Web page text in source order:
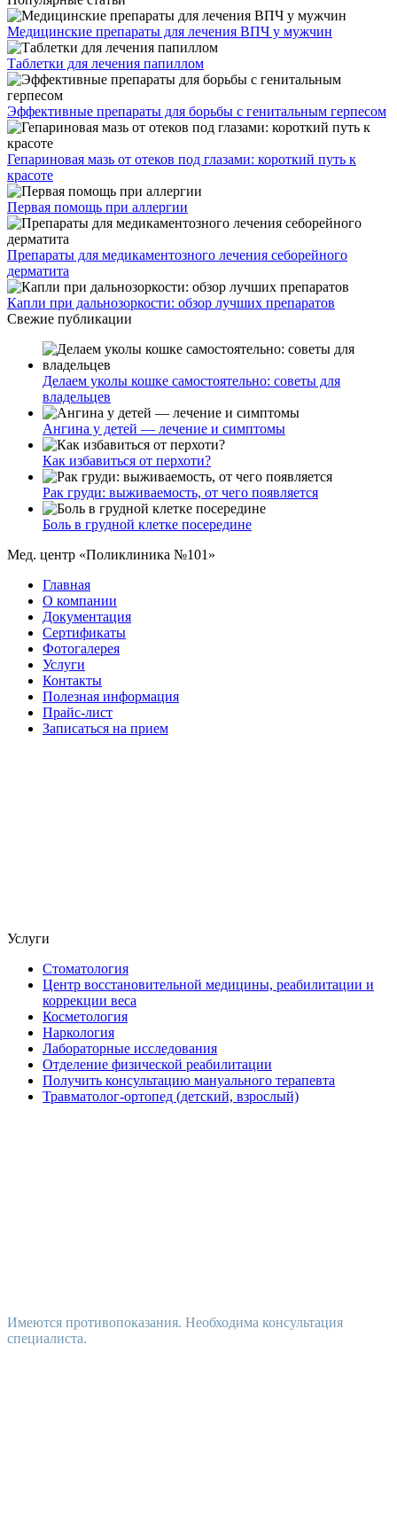
Медицинские препараты для лечения ВПЧ у мужчин
Таблетки для лечения папиллом
Эффективные препараты для борьбы с генитальным герпесом
Гепариновая мазь от отеков под глазами: короткий путь к
красоте
Первая помощь при аллергии
Препараты для медикаментозного лечения себорейного
дерматита
Капли при дальнозоркости: обзор лучших препаратов
Свежие публикации
Делаем уколы кошке самостоятельно: советы для
владельцев
Ангина у детей — лечение и симптомы
Как избавиться от перхоти?
Рак груди: выживаемость, от чего появляется
Боль в грудной клетке посередине
Мед. центр «Поликлиника №101»
Главная
О компании
Документация
Сертификаты
Фотогалерея
Услуги
Контакты
Полезная информация
Прайс-лист
Записаться на прием
Услуги
Стоматология
Центр восстановительной медицины, реабилитации и
коррекции веса
Косметология
Наркология
Лабораторные исследования
Отделение физической реабилитации
Получить консультацию мануального терапевта
Травматолог-ортопед (детский, взрослый)
Имеются противопоказания. Необходима консультация
специалиста.